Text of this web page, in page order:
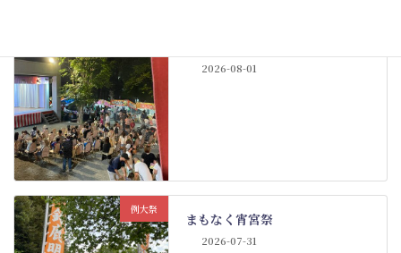
2026-08-01
例大祭
まもなく宵宮祭
2026-07-31